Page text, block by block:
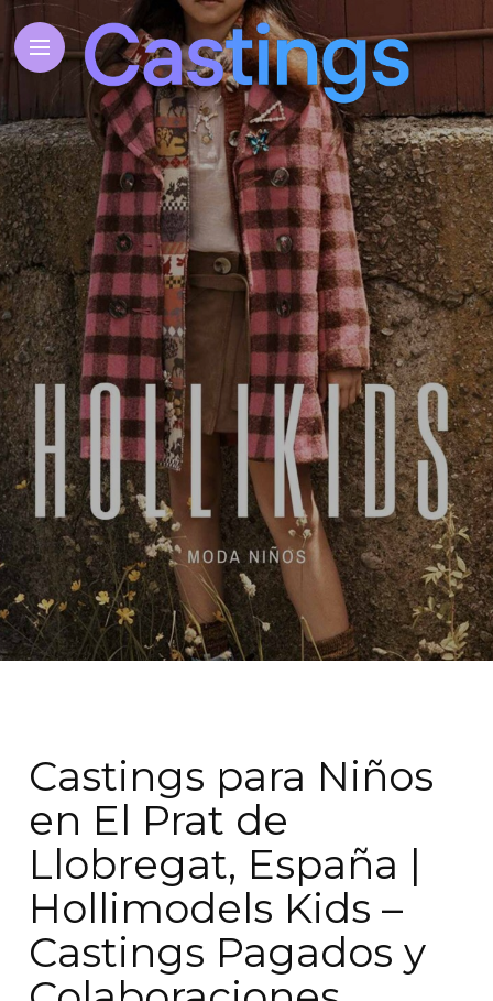
Castings para Niños
en El Prat de
Llobregat, España |
Hollimodels Kids –
Castings Pagados y